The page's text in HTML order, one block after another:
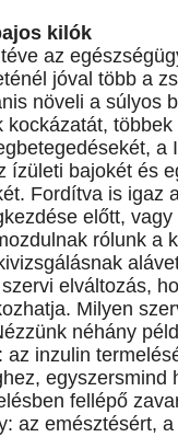
kilók
az
jóval több a
növeli a súlyos
kockázatát,
a
ízületi bajokét és
Fordítva is igaz
előtt,
rólunk a
elváltozás,
Milyen
néhány
az inzulin
egyszersmind
fellépő
az emésztésért, a